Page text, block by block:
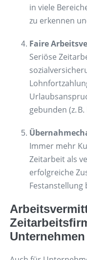
in viele
zu erkennen
Faire
Seriöse
gebunden (z.
Immer mehr
Zeitarbeit als
erfolgreiche
Festanstellung
Unternehmen